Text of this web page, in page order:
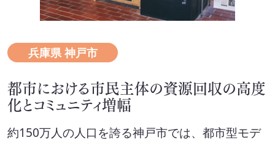
兵庫県 神戸市
都市における市民主体の資源回収の高度
化とコミュニティ増幅
約150万人の人口を誇る神戸市では、都市型モデ